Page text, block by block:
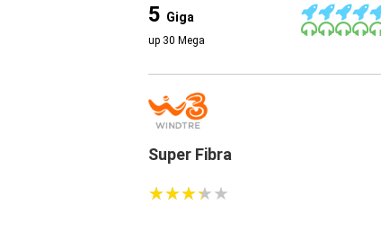
5 Giga
up 30 Mega
Super Fibra
★★★★★
★★★★★